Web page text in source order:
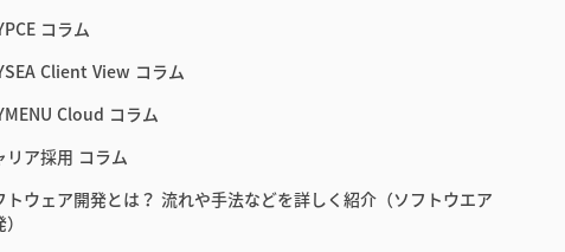
コラム
Client View コラム
Cloud コラム
リア採用 コラム
トウェア開発とは？ 流れや手法などを詳しく紹介（ソフトウエア